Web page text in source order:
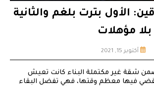
الأول بترت بلغم والثانية
مؤهلات
أكتوبر 15, 2021
شقة غير مكتملة البناء كانت تعيش
سنة) وتقضي فيها معظم وقتها، فهي تفضل البقاء